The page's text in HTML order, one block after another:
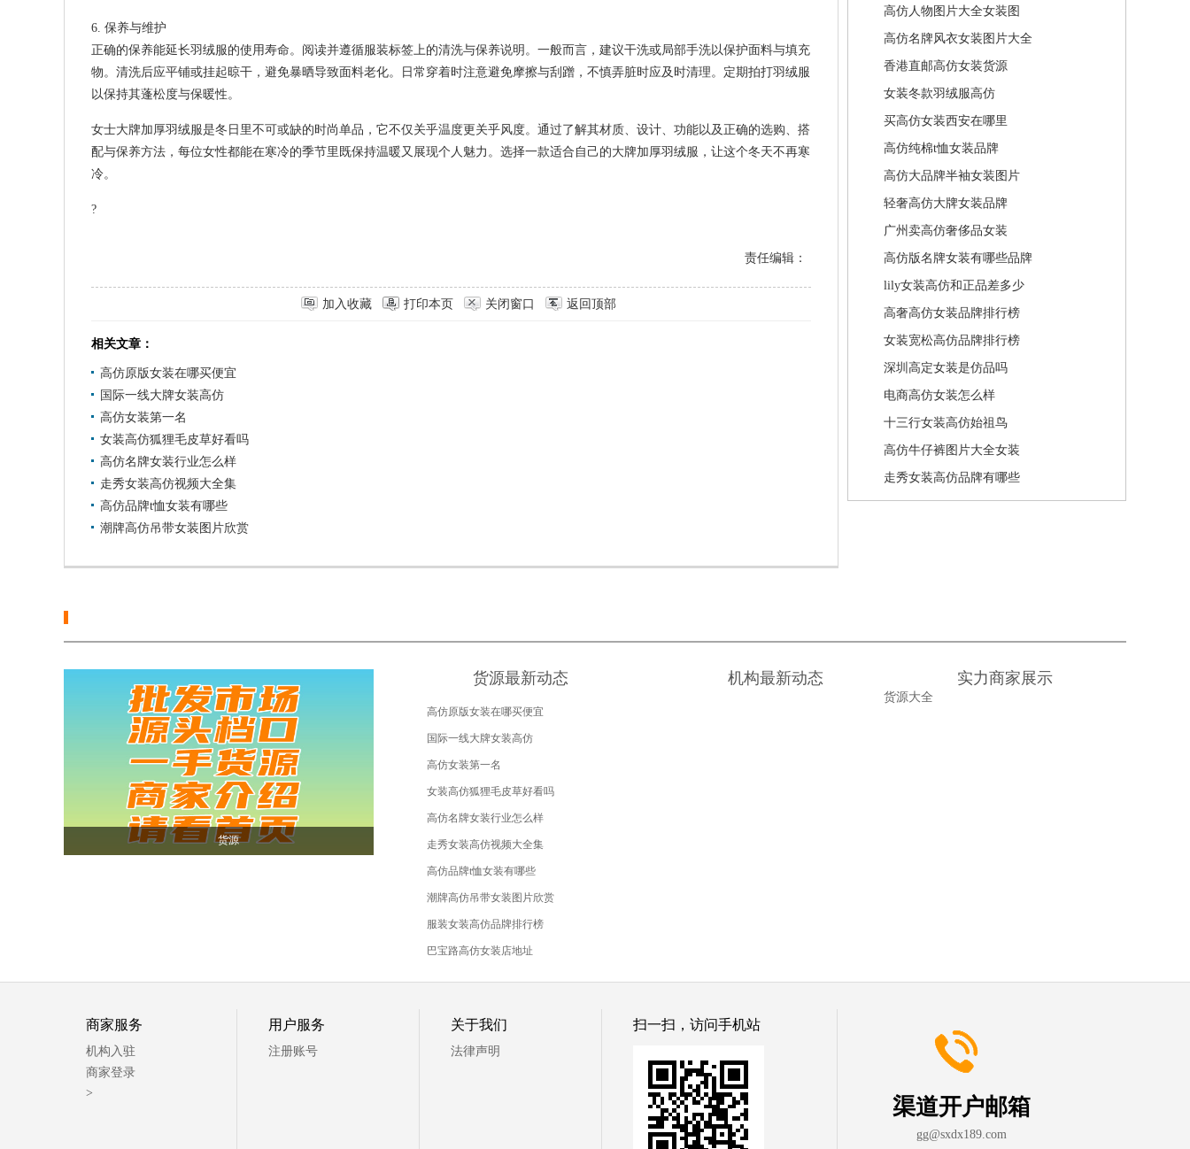
6. 保养与维护
正确的保养能延长羽绒服的使用寿命。阅读并遵循服装标签上的清洗与保养说明。一般而言，建议干洗或局部手洗以保护面料与填充
物。清洗后应平铺或挂起晾干，避免暴晒导致面料老化。日常穿着时注意避免摩擦与刮蹭，不慎弄脏时应及时清理。定期拍打羽绒服
以保持其蓬松度与保暖性。
女士大牌加厚羽绒服是冬日里不可或缺的时尚单品，它不仅关乎温度更关乎风度。通过了解其材质、设计、功能以及正确的选购、搭
配与保养方法，每位女性都能在寒冷的季节里既保持温暖又展现个人魅力。选择一款适合自己的大牌加厚羽绒服，让这个冬天不再寒
冷。
?
责任编辑：
加入收藏 打印本页 关闭窗口 返回顶部
相关文章：
高仿原版女装在哪买便宜
国际一线大牌女装高仿
高仿女装第一名
女装高仿狐狸毛皮草好看吗
高仿名牌女装行业怎么样
走秀女装高仿视频大全集
高仿品牌t恤女装有哪些
潮牌高仿吊带女装图片欣赏
高仿人物图片大全女装图
高仿名牌风衣女装图片大全
香港直邮高仿女装货源
女装冬款羽绒服高仿
买高仿女装西安在哪里
高仿纯棉t恤女装品牌
高仿大品牌半袖女装图片
轻奢高仿大牌女装品牌
广州卖高仿奢侈品女装
高仿版名牌女装有哪些品牌
lily女装高仿和正品差多少
高奢高仿女装品牌排行榜
女装宽松高仿品牌排行榜
深圳高定女装是仿品吗
电商高仿女装怎么样
十三行女装高仿始祖鸟
高仿牛仔裤图片大全女装
走秀女装高仿品牌有哪些
货源
货源最新动态
高仿原版女装在哪买便宜
国际一线大牌女装高仿
高仿女装第一名
女装高仿狐狸毛皮草好看吗
高仿名牌女装行业怎么样
走秀女装高仿视频大全集
高仿品牌t恤女装有哪些
潮牌高仿吊带女装图片欣赏
服装女装高仿品牌排行榜
巴宝路高仿女装店地址
机构最新动态 实力商家展示
货源大全
商家服务
机构入驻
商家登录
>
用户服务
注册账号
关于我们
法律声明
扫一扫，访问手机站
渠道开户邮箱
gg@sxdx189.com